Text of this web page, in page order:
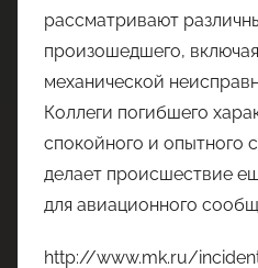
рассматривают
произошедшего,
механической
Коллеги погибшего
спокойного и опытного
делает происшествие
для авиационного
http://www.mk.ru/